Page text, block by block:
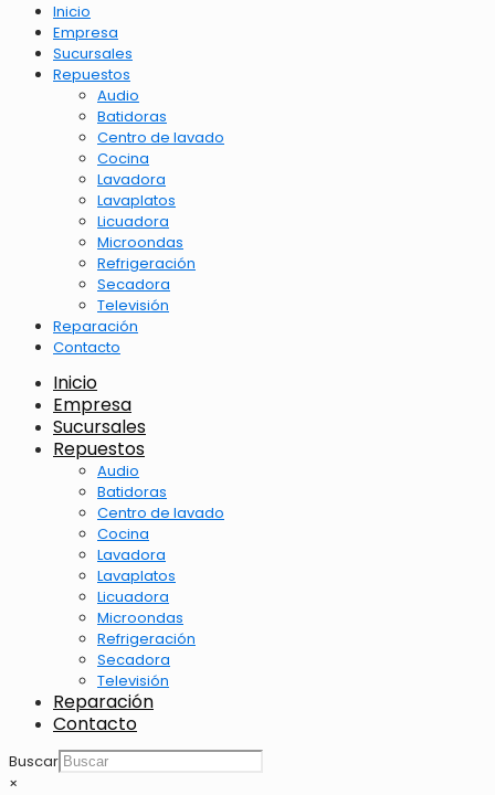
Inicio
Empresa
Sucursales
Repuestos
Audio
Batidoras
Centro de lavado
Cocina
Lavadora
Lavaplatos
Licuadora
Microondas
Refrigeración
Secadora
Televisión
Reparación
Contacto
Inicio
Empresa
Sucursales
Repuestos
Audio
Batidoras
Centro de lavado
Cocina
Lavadora
Lavaplatos
Licuadora
Microondas
Refrigeración
Secadora
Televisión
Reparación
Contacto
Buscar
×